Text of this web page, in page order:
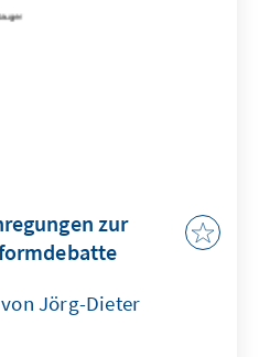
zur
Jörg-Dieter